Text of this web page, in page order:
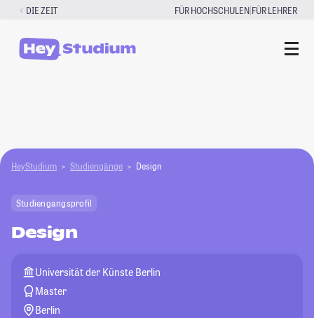
Zum
springen
DIE ZEIT FÜR HOCHSCHULEN|FÜR LEHRER
HeyStudium Studiengänge Design
Studiengangsprofil
Design
Universität der Künste Berlin
Master
Berlin